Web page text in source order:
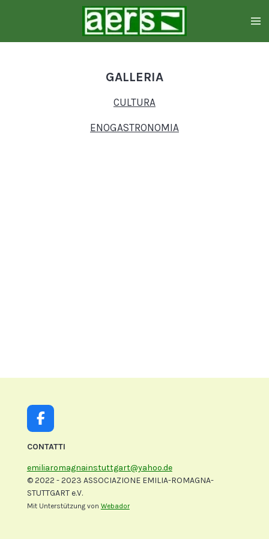
springen
GALLERIA
CULTURA
ENOGASTRONOMIA
F
a
c
b
o
o
k
CONTATTI
emiliaromagnainstuttgart@yahoo.de
© 2022 - 2023 ASSOCIAZIONE EMILIA-ROMAGNA-
STUTTGART e.V.
Mit Unterstützung von Webador